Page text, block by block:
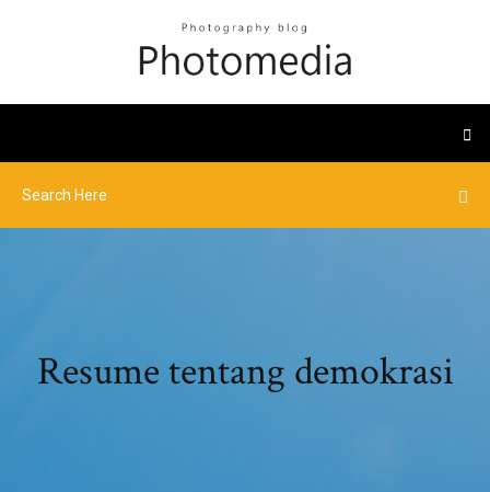
Resume tentang demokrasi